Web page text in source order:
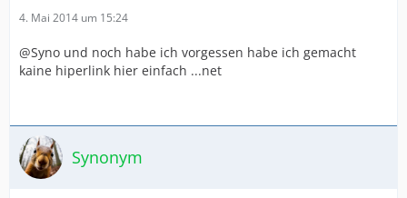
4. Mai 2014 um 15:24
@Syno und noch habe ich vorgessen habe ich gemacht
kaine hiperlink hier einfach ...net
Synonym